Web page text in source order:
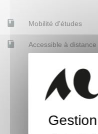
Mobilité d'études
Accessible à distance